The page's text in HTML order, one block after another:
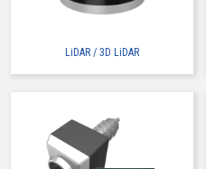
LiDAR / 3D LiDAR